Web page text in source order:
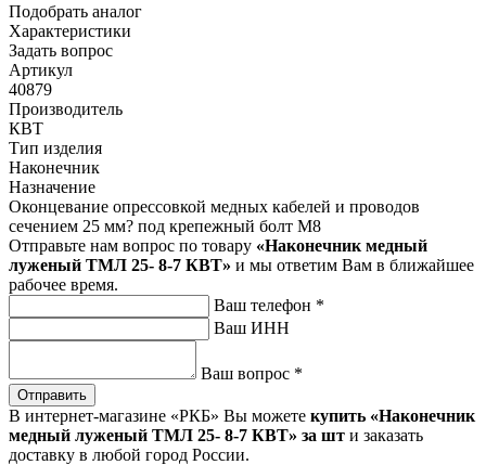
Подобрать аналог
Характеристики
Задать вопрос
Артикул
40879
Производитель
КВТ
Тип изделия
Наконечник
Назначение
Оконцевание опрессовкой медных кабелей и проводов
сечением 25 мм? под крепежный болт М8
Отправьте нам вопрос по товару «Наконечник медный
луженый ТМЛ 25- 8-7 КВТ» и мы ответим Вам в ближайшее
рабочее время.
Ваш телефон *
Ваш ИНН
Ваш вопрос *
Отправить
В интернет-магазине «РКБ» Вы можете купить «Наконечник
медный луженый ТМЛ 25- 8-7 КВТ» за шт и заказать
доставку в любой город России.